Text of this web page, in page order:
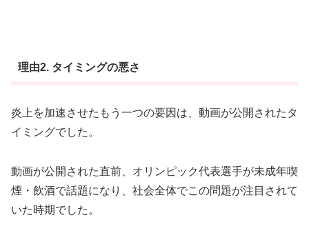
理由2. タイミングの悪さ
炎上を加速させたもう一つの要因は、動画が公開されたタ
イミングでした。
動画が公開された直前、オリンピック代表選手が未成年喫
煙・飲酒で話題になり、社会全体でこの問題が注目されて
いた時期でした。